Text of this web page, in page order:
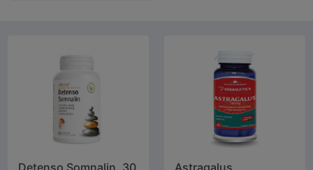
Detenso Somnalin, 30
Astragalus,